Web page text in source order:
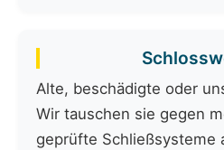
Alte, beschädigte oder
Wir tauschen sie gegen
geprüfte Schließsysteme